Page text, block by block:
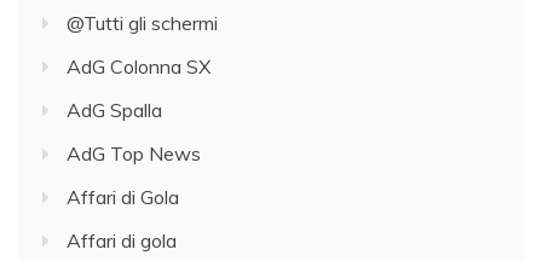
@Tutti gli schermi
AdG Colonna SX
AdG Spalla
AdG Top News
Affari di Gola
Affari di gola